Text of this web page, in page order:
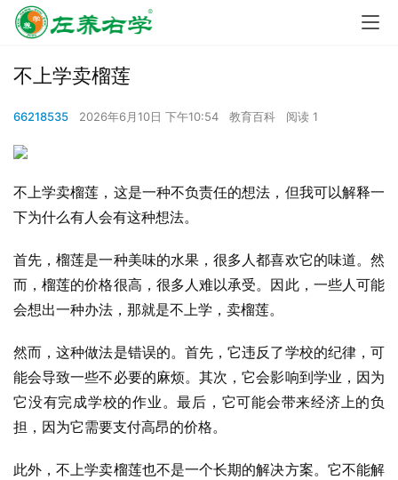
不上学卖榴莲
66218535 2026年6月10日 下午10:54 教育百科 阅读 1
不上学卖榴莲，这是一种不负责任的想法，但我可以解释一
下为什么有人会有这种想法。
首先，榴莲是一种美味的水果，很多人都喜欢它的味道。然
而，榴莲的价格很高，很多人难以承受。因此，一些人可能
会想出一种办法，那就是不上学，卖榴莲。
然而，这种做法是错误的。首先，它违反了学校的纪律，可
能会导致一些不必要的麻烦。其次，它会影响到学业，因为
它没有完成学校的作业。最后，它可能会带来经济上的负
担，因为它需要支付高昂的价格。
此外，不上学卖榴莲也不是一个长期的解决方案。它不能解